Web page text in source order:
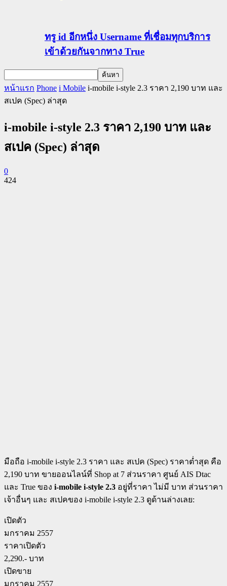
ทรู id อีกหนึ่ง Username ที่เชื่อมทุกบริการ
เข้าด้วยกันจากทาง True
หน้าแรก Phone i Mobile i-mobile i-style 2.3 ราคา 2,190 บาท และ
สเปค (Spec) ล่าสุด
i-mobile i-style 2.3 ราคา 2,190 บาท และ
สเปค (Spec) ล่าสุด
0
424
มือถือ i-mobile i-style 2.3 ราคา และ สเปค (Spec) ราคาต่ำสุด คือ
2,190 บาท ขายออนไลน์ที่ Shop at 7 ส่วนราคา ศูนย์ AIS Dtac
และ True ของ i-mobile i-style 2.3 อยู่ที่ราคา ไม่มี บาท ส่วนราคา
เจ้าอื่นๆ และ สเปคของ i-mobile i-style 2.3 ดูด้านล่างเลย:
เปิดตัว
มกราคม 2557
ราคาเปิดตัว
2,290.- บาท
เปิดขาย
มกราคม 2557